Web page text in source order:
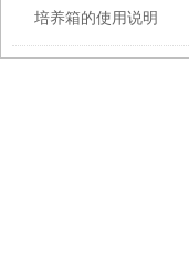
培养箱的使用说明